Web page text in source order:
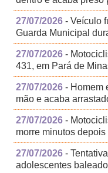
27/07/2026 - Veículo
Guarda Municipal
27/07/2026 -
431, em Pará de
27/07/2026 - Homem
mão e acaba
27/07/2026 -
morre minutos
27/07/2026 -
adolescentes